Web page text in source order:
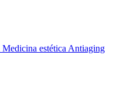
Medicina estética Antiaging